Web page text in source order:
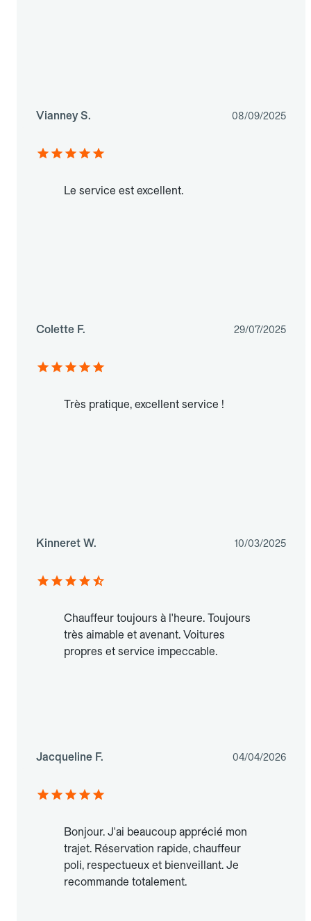
Vianney S. 08/09/2025
Le service est excellent.
Colette F. 29/07/2025
Très pratique, excellent service !
Kinneret W. 10/03/2025
Chauffeur toujours à l'heure. Toujours
très aimable et avenant. Voitures
propres et service impeccable.
Jacqueline F. 04/04/2026
Bonjour. J'ai beaucoup apprécié mon
trajet. Réservation rapide, chauffeur
poli, respectueux et bienveillant. Je
recommande totalement.